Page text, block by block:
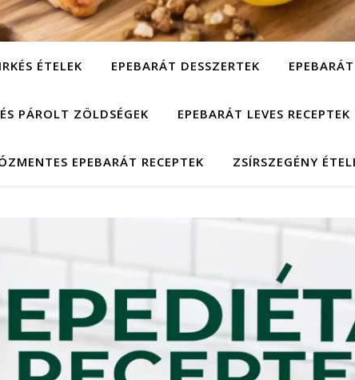
ÉTELEK EPEBARÁT DESSZERTEK
PÁROLT ZÖLDSÉGEK EPEBARÁT LEVES RECEPTEK
EPEBARÁT RECEPTEK ZSÍRSZEGÉNY